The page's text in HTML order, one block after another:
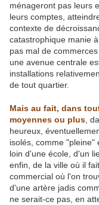
ménageront pas leurs
leurs comptes,
contexte de
catastrophique manie
pas mal de
une avenue centrale
installations
de tout quartier.
Mais au fait, dans
moyennes ou plus ,
heureux,
isolés, comme "pleine"
loin d'une école, d'un
enfin, de la ville où il
commercial où l'on
d'une artère jadis
ne serait-ce pas, en